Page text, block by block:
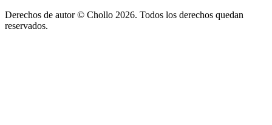
Derechos de autor © Chollo 2026. Todos los derechos quedan
reservados.